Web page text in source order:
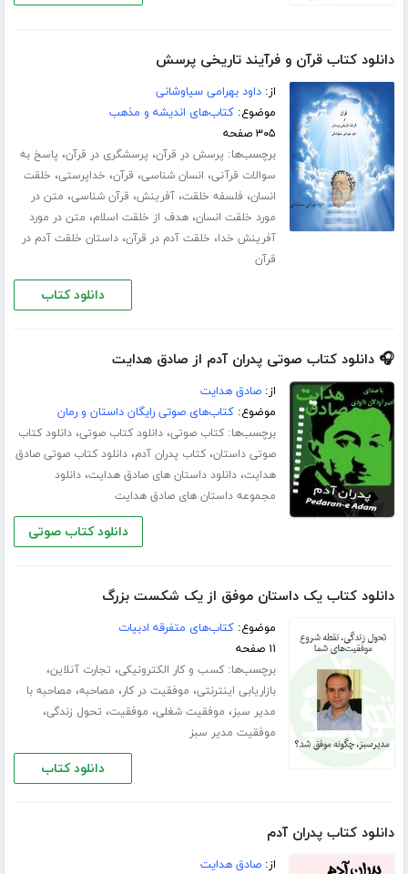
دانلود کتاب قرآن و فرآیند تاریخی پرسش
از:داود بهرامی سیاوشانی
موضوع:کتاب‌های اندیشه و مذهب
۳۰۵ صفحه
برچسب‌ها: پرسش در قرآن، پرسشگری در قرآن، پاسخ به
سوالات قرآنی، انسان شناسی، قرآن، خداپرستی، خلقت
انسان، فلسفه خلقت،آفرینش، قرآن شناسی، متن در
مورد خلقت انسان،هدف از خلقت اسلام، متن در مورد
آفرینش خدا، خلقت آدم در قرآن،داستان خلقت آدم در
قرآن
دانلود کتاب
🎧 دانلود کتاب صوتی پدران آدم از صادق هدایت
از:صادق هدایت
موضوع:کتاب‌های صوتی رایگان داستان و رمان
برچسب‌ها:کتاب صوتی،دانلود کتاب صوتی،دانلود کتاب
صوتی داستان،کتاب پدران آدم،دانلود کتاب صوتی صادق
هدایت،دانلود داستان های صادق هدایت،دانلود
مجموعه داستان های صادق هدایت
دانلود کتاب صوتی
دانلود کتاب یک داستان موفق از یک شکست بزرگ
موضوع:کتاب‌های متفرقه ادبیات
۱۱ صفحه
برچسب‌ها:کسب و کار الکترونیکی، تجارت آنلاین،
بازاریابی اینترنتی، موفقیت در کار، مصاحبه، مصاحبه با
مدیر سبز، موفقیت شغلی، موفقیت، تحول زندگی،
موفقیت مدیر سبز
دانلود کتاب
دانلود کتاب پدران آدم
از:صادق هدایت